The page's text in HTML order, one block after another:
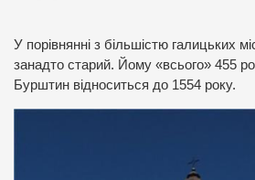
У порівнянні з більшістю галицьких
занадто старий. Йому «всього» 455
Бурштин відноситься до 1554 року.